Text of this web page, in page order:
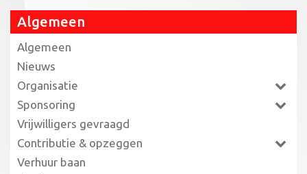
Algemeen
Algemeen
Nieuws
Organisatie
Sponsoring
Vrijwilligers gevraagd
Contributie & opzeggen
Verhuur baan